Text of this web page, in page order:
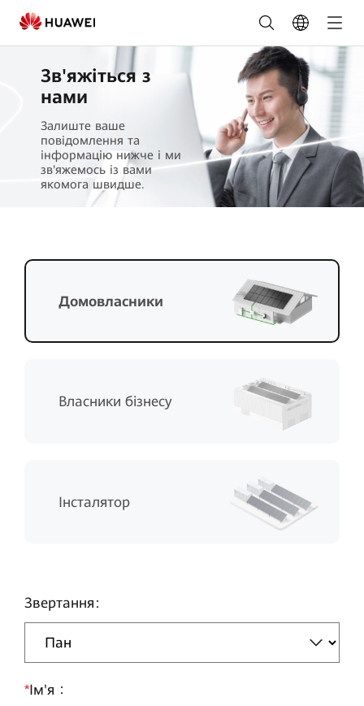
Замовити
зараз
FusionSolar
Україна
Зв'яжіться з
нами
Залиште ваше
повідомлення та
інформацію нижче і ми
зв'яжемось із вами
якомога швидше.
Домовласники
Власники бізнесу
Інсталятор
Звертання
*Ім'я